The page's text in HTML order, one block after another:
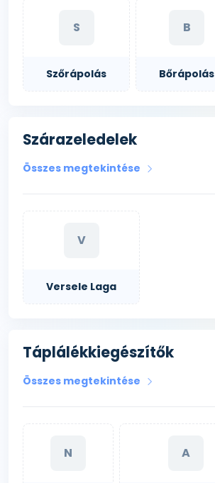
S
Szőrápolás
B
Bőrápolás
Szárazeledelek
Összes megtekintése
V
Versele Laga
Táplálékkiegészítők
Összes megtekintése
N A